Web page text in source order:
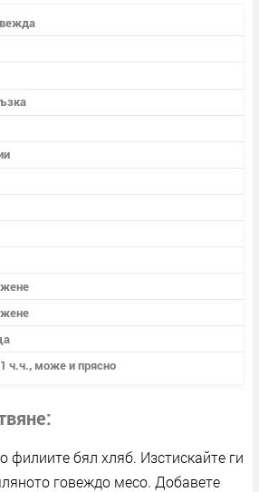
ч.ч., може и прясно
филиите бял хляб. Изстискайте ги
говеждо месо. Добавете